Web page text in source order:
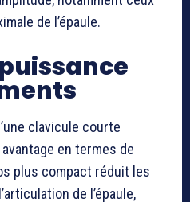
de l’épaule.
clavicule courte
en termes de
plus compact réduit les
de l’épaule,